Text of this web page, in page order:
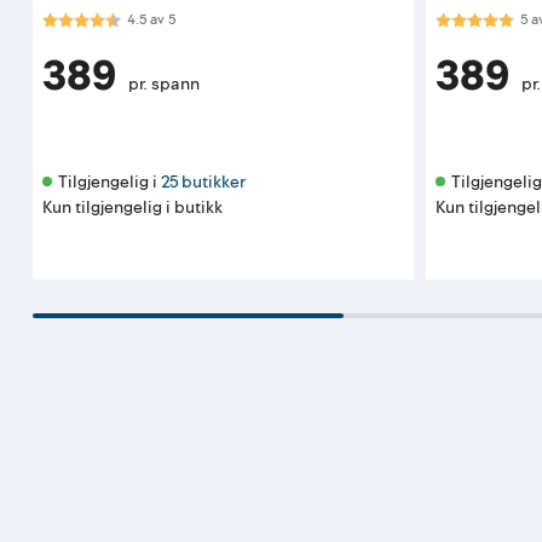
Karakter:4.5 av 5 mulige
4.5av5
389 pr. spann
Tilgjengelig i 25 butikker
Kun tilgjengelig i butikk
Karakter:5
389
Kun